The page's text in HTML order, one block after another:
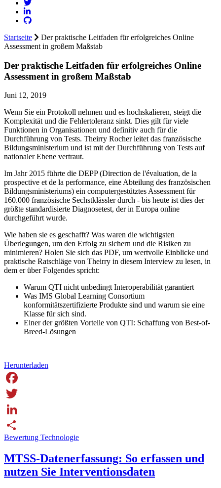
Startseite
Der praktische Leitfaden für erfolgreiches Online
Assessment in großem Maßstab
Der praktische Leitfaden für erfolgreiches Online
Assessment in großem Maßstab
Juni 12, 2019
Wenn Sie ein Protokoll nehmen und es hochskalieren, steigt die
Komplexität und die Fehlertoleranz sinkt. Dies gilt für viele
Funktionen in Organisationen und definitiv auch für die
Durchführung von Tests. Theirry Rocher leitet das französische
Bildungsministerium und ist mit der Durchführung von Tests auf
nationaler Ebene vertraut.
Im Jahr 2015 führte die DEPP (Direction de l'évaluation, de la
prospective et de la performance, eine Abteilung des französischen
Bildungsministeriums) ein computergestütztes Assessment für
160.000 französische Sechstklässler durch - bis heute ist dies der
größte standardisierte Diagnosetest, der in Europa online
durchgeführt wurde.
Wie haben sie es geschafft? Was waren die wichtigsten
Überlegungen, um den Erfolg zu sichern und die Risiken zu
minimieren? Holen Sie sich das PDF, um wertvolle Einblicke und
praktische Ratschläge von Theirry in diesem Interview zu lesen, in
dem er über Folgendes spricht:
Warum QTI nicht unbedingt Interoperabilität garantiert
Was IMS Global Learning Consortium
konformitätszertifizierte Produkte sind und warum sie eine
Klasse für sich sind.
Einer der größten Vorteile von QTI: Schaffung von Best-of-
Breed-Lösungen
Herunterladen
Facebook
Twitter
LinkedIn
Share
Bewertung Technologie
MTSS-Datenerfassung: So erfassen und
nutzen Sie Interventionsdaten